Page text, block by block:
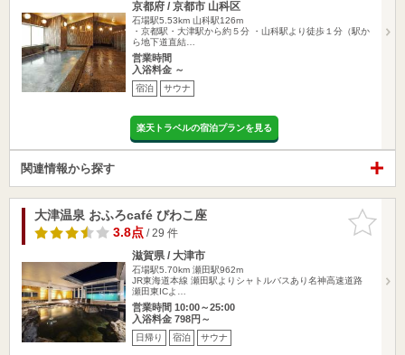
京都府 / 京都市 山科区
石場駅5.53km 山科駅126m
・京都駅・大津駅から約５分 ・山科駅より徒歩１分（駅か
ら地下道直結…
営業時間
入浴料金 ～
宿泊 サウナ
楽天トラベルの宿泊プランを見る
関連情報から探す
お気に入
りに追加
大津温泉 おふろcafé びわこ座
3.8点/ 29 件
滋賀県 / 大津市
石場駅5.70km 瀬田駅962m
JR東海道本線 瀬田駅よりシャトルバスあり名神高速道路
瀬田東ICよ…
営業時間 10:00～25:00
入浴料金 798円～
日帰り 宿泊 サウナ